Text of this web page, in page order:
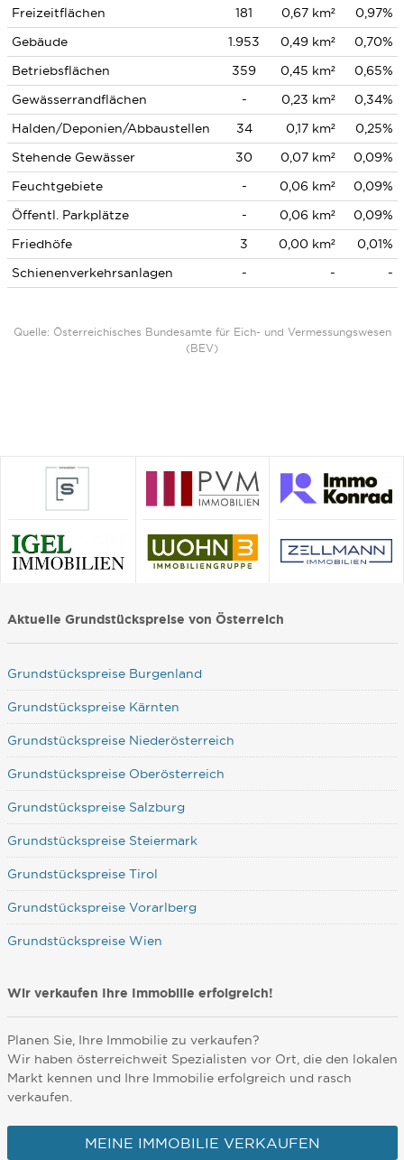
Freizeitflächen 181 0,67 km²
0,97%
Gebäude
1.953 0,49 km²
0,70%
Betriebsflächen
359 0,45 km²
0,65%
Gewässerrandflächen
- 0,23 km²
0,34%
Halden/Deponien/Abbaustellen
34 0,17 km²
0,25%
Stehende Gewässer
30 0,07 km²
0,09%
Feuchtgebiete
- 0,06 km²
0,09%
Öffentl. Parkplätze
- 0,06 km²
0,09%
Friedhöfe
3 0,00 km²
0,01%
Schienenverkehrsanlagen
- - -
Quelle: Österreichisches Bundesamte für Eich- und Vermessungswesen
(BEV)
Aktuelle Grundstückspreise von Österreich
Grundstückspreise Burgenland
Grundstückspreise Kärnten
Grundstückspreise Niederösterreich
Grundstückspreise Oberösterreich
Grundstückspreise Salzburg
Grundstückspreise Steiermark
Grundstückspreise Tirol
Grundstückspreise Vorarlberg
Grundstückspreise Wien
Wir verkaufen Ihre Immobilie erfolgreich!
Planen Sie, Ihre Immobilie zu verkaufen?
Wir haben österreichweit Spezialisten vor Ort, die den lokalen
Markt kennen und Ihre Immobilie erfolgreich und rasch
verkaufen.
MEINE IMMOBILIE VERKAUFEN